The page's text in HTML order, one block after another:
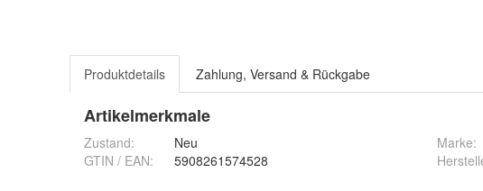
Produktdetails Zahlung, Versand & Rückgabe
Artikelmerkmale
Zustand:
Neu
GTIN / EAN:
5908261574528
Marke: